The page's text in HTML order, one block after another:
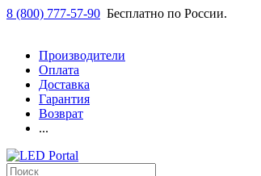
8 (800) 777-57-90 Бесплатно по России.
Производители
Оплата
Доставка
Гарантия
Возврат
...